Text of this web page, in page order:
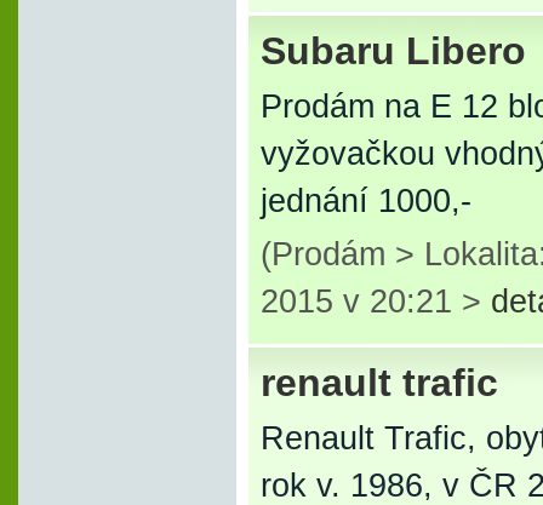
Subaru Libero
Prodám na E 12
vyžovačkou
jednání 1000,-
(Prodám >
2015 v 20:21 >
renault trafic
Renault Trafic,
rok v. 1986, v ČR